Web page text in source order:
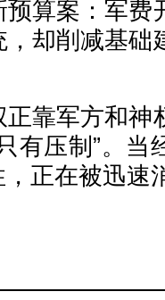
算案：军费
却削减基础
靠军方和神
有压制”。当
正在被迅速